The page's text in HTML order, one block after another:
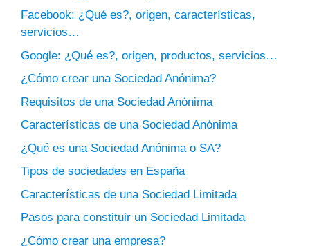
Facebook: ¿Qué es?, origen, características,
servicios…
Google: ¿Qué es?, origen, productos, servicios…
¿Cómo crear una Sociedad Anónima?
Requisitos de una Sociedad Anónima
Características de una Sociedad Anónima
¿Qué es una Sociedad Anónima o SA?
Tipos de sociedades en España
Características de una Sociedad Limitada
Pasos para constituir un Sociedad Limitada
¿Cómo crear una empresa?